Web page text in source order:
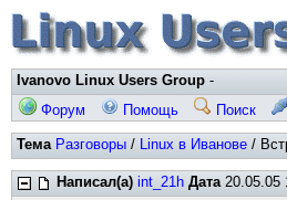
Ivanovo Linux Users Group -
Форум
Помощь Поиск
Тема Разговоры / Linux в Иванове /
Написал(а) int_21h Дата20.05.05